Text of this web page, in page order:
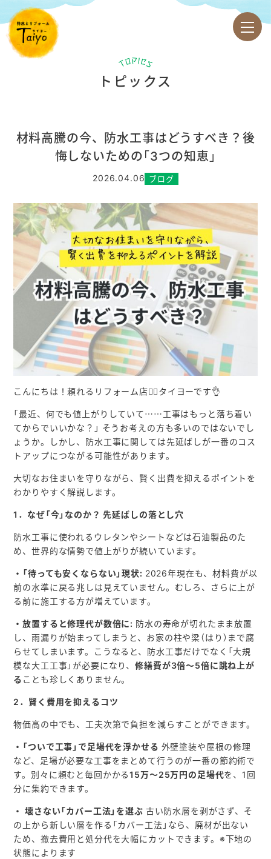
トピックス
材料高騰の今、防水工事はどうすべき？後
悔しないための「3つの知恵」
2026.04.06 ブログ
こんにちは！頼れるリフォーム店👷‍♀️タイヨーです👌
「最近、何でも値上がりしていて……工事はもっと落ち着い
てからでいいかな？」 そうお考えの方も多いのではないでし
ょうか。しかし、防水工事に関しては先延ばしが一番のコス
トアップにつながる可能性があります。
大切なお住まいを守りながら、賢く出費を抑えるポイントを
わかりやすく解説します。
1．なぜ「今」なのか？ 先延ばしの落とし穴
防水工事に使われるウレタンやシートなどは石油製品のた
め、世界的な情勢で値上がりが続いています。
・「待っても安くならない」現状: 2026年現在も、材料費が以
前の水準に戻る兆しは見えていません。むしろ、さらに上が
る前に施工する方が増えています。
・放置すると修理代が数倍に: 防水の寿命が切れたまま放置
し、雨漏りが始まってしまうと、お家の柱や梁（はり）まで腐
らせてしまいます。こうなると、防水工事だけでなく「大規
模な大工工事」が必要になり、修繕費が3倍〜5倍に跳ね上が
る ことも珍しくありません。
2．賢く費用を抑えるコツ
物価高の中でも、工夫次第で負担を減らすことができます。
・「ついで工事」で足場代を浮かせる 外壁塗装や屋根の修理
など、足場が必要な工事をまとめて行うのが一番の節約術で
す。別々に頼むと毎回かかる15万〜25万円の足場代を、1回
分に集約できます。
・ 壊さない「カバー工法」を選ぶ 古い防水層を剥がさず、そ
の上から新しい層を作る「カバー工法」なら、廃材が出ない
ため、撤去費用と処分代を大幅にカットできます。※下地の
状態によります